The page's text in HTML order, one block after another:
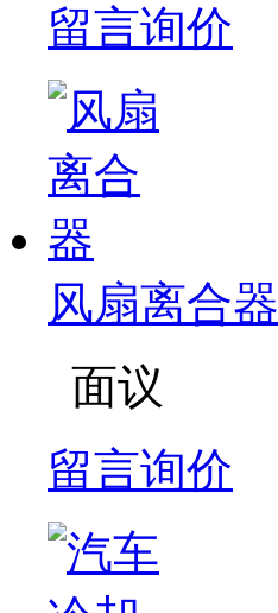
留言询价
风扇离合器
面议
留言询价